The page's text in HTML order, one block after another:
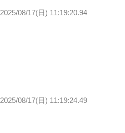
2025/08/17(日) 11:19:20.94
2025/08/17(日) 11:19:24.49